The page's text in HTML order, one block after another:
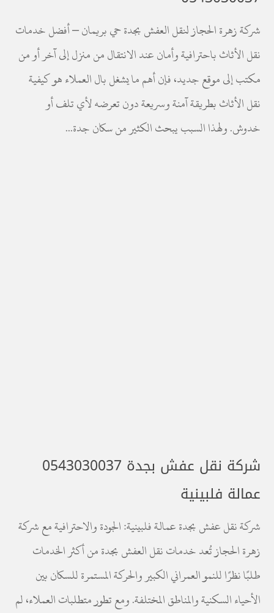
شركة زهرة الحجاز لنقل العفش بجدة حي بريمان – أفضل خدمات
نقل الأثاث باحترافية وأمان عند الانتقال من منزل إلى آخر أو من
مكتب إلى موقع جديد، فإن أهم ما يشغل بال العملاء هو كيفية
نقل الأثاث بطريقة آمنة وسريعة دون تعرضه لأي تلف أو
خدوش. ولهذا السبب يبحث الكثير من سكان جدة...
شركة نقل عفش بجدة 0543030037
عمالة فلبينية
شركة نقل عفش بجدة عمالة فلبينية: الجودة والاحترافية مع شركة
زهرة الحجاز تُعد خدمات نقل العفش بجدة من أكثر الخدمات
طلبًا نظرًا للنمو العمراني الكبير والحركة المستمرة للسكان بين
الأحياء السكنية والمناطق المختلفة. ومع تطور متطلبات العملاء، لم